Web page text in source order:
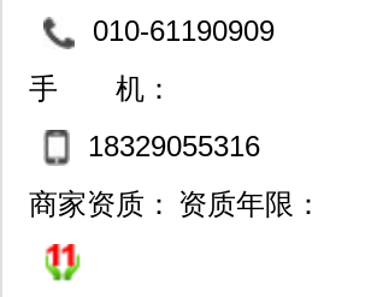
010-61190909
手 机：
18329055316
商家资质： 资质年限：